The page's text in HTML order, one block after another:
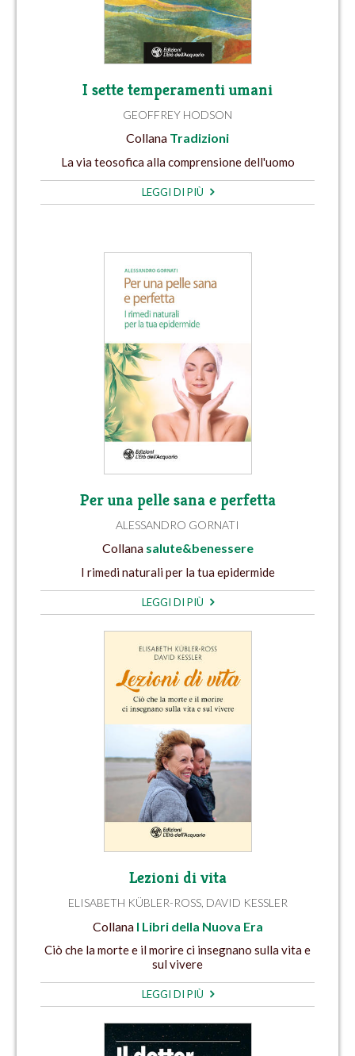
I sette temperamenti umani
GEOFFREY HODSON
Collana Tradizioni
La via teosofica alla comprensione dell'uomo
LEGGI DI PIÙ
Per una pelle sana e perfetta
ALESSANDRO GORNATI
Collana salute&benessere
I rimedi naturali per la tua epidermide
LEGGI DI PIÙ
Lezioni di vita
ELISABETH KÜBLER-ROSS, DAVID KESSLER
Collana I Libri della Nuova Era
Ciò che la morte e il morire ci insegnano sulla vita e
sul vivere
LEGGI DI PIÙ